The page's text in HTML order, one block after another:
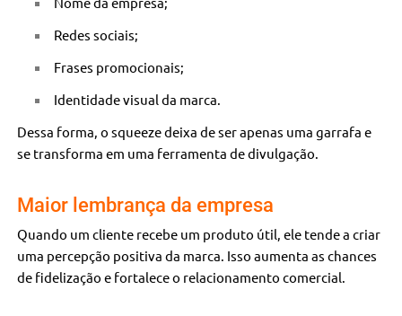
Redes sociais;
Frases promocionais;
Identidade visual da marca.
Dessa forma, o squeeze deixa de ser apenas uma garrafa e
se transforma em uma ferramenta de divulgação.
Maior lembrança da empresa
Quando um cliente recebe um produto útil, ele tende a criar
uma percepção positiva da marca. Isso aumenta as chances
de fidelização e fortalece o relacionamento comercial.